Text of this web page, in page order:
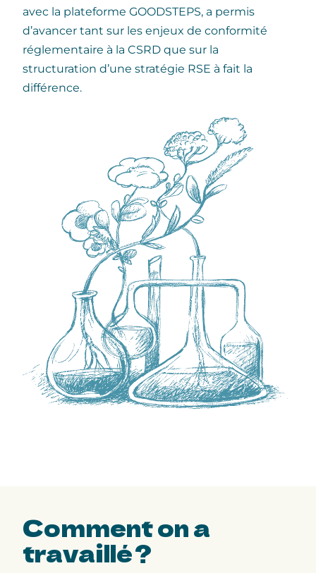
avec la plateforme GOODSTEPS, a permis
d’avancer tant sur les enjeux de conformité
réglementaire à la CSRD que sur la
structuration d’une stratégie RSE à fait la
différence.
Commenton a
travaillé ?